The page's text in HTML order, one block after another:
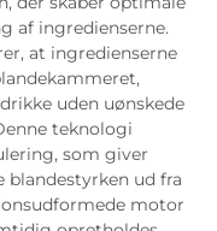
af ingredienserne.
at ingredienserne
uden uønskede
teknologi
som giver
ud fra
motor